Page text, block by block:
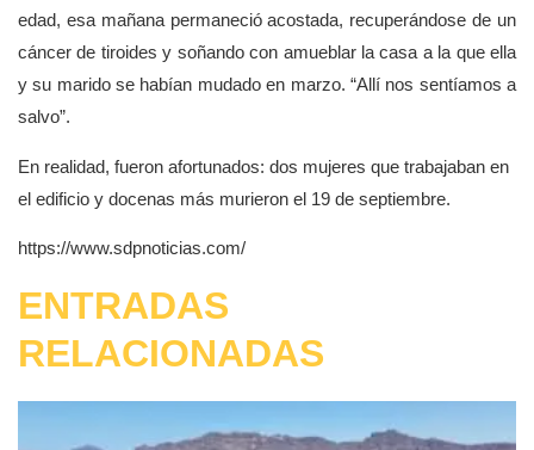
edad, esa mañana permaneció acostada, recuperándose de un
cáncer de tiroides y soñando con amueblar la casa a la que ella
y su marido se habían mudado en marzo. “Allí nos sentíamos a
salvo”.
En realidad, fueron afortunados: dos mujeres que trabajaban en
el edificio y docenas más murieron el 19 de septiembre.
https://www.sdpnoticias.com/
ENTRADAS
RELACIONADAS